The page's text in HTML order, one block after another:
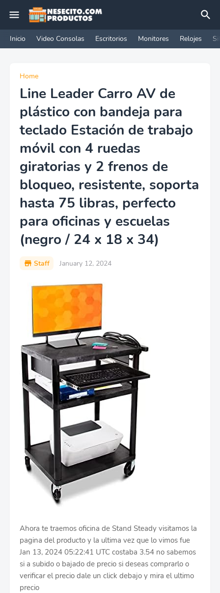
Inicio Video Consolas Escritorios Monitores Relojes
Home
Line Leader Carro AV de
plástico con bandeja para
teclado Estación de trabajo
móvil con 4 ruedas
giratorias y 2 frenos de
bloqueo, resistente, soporta
hasta 75 libras, perfecto
para oficinas y escuelas
(negro / 24 x 18 x 34)
Staff January 12, 2024
Ahora te traemos oficina de Stand Steady visitamos la
pagina del producto y la ultima vez que lo vimos fue
Jan 13, 2024 05:22:41 UTC costaba 3.54 no sabemos
si a subido o bajado de precio si deseas comprarlo o
verificar el precio dale un click debajo y mira el ultimo
precio